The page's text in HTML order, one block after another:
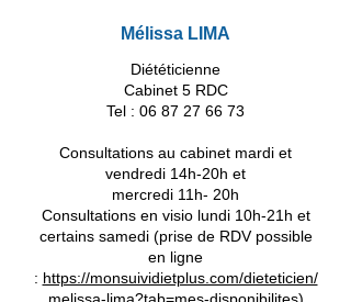
Mélissa LIMA
Diététicienne
Cabinet 5 RDC
Tel : 06 87 27 66 73
Consultations au cabinet mardi et
vendredi 14h-20h et
mercredi 11h- 20h
Consultations en visio lundi 10h-21h et
certains samedi (prise de RDV possible
en ligne
: https://monsuividietplus.com/dieteticien/